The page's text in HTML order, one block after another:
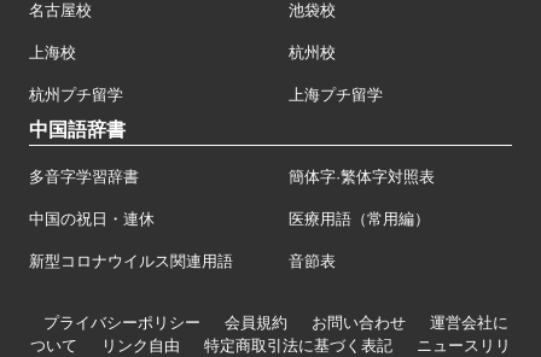
名古屋校 池袋校
上海校 杭州校
杭州プチ留学 上海プチ留学
中国語辞書
多音字学習辞書 簡体字·繁体字対照表
中国の祝日・連休 医療用語（常用編）
新型コロナウイルス関連用語 音節表
プライバシーポリシー 会員規約 お問い合わせ
運営会社に
ついて
リンク自由 特定商取引法に基づく表記 ニュースリリ